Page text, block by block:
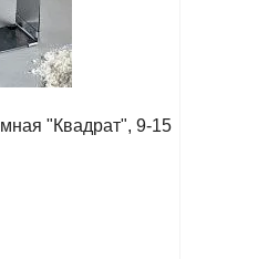
"Квадрат", 9-15